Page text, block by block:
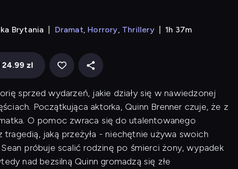
Brytania Dramat Horrory Thrillery 1h 37m
24.99 zl
sprzed wydarzeń, jakie działy się w nawiedzonej
Początkująca aktorka, Quinn Brenner czuje, że z
O pomoc zwraca się do utalentowanego
jaką przeżyła - niechętnie używa swoich
próbuje scalić rodzinę po śmierci żony, wypadek
nad bezsilną Quinn gromadzą się złe